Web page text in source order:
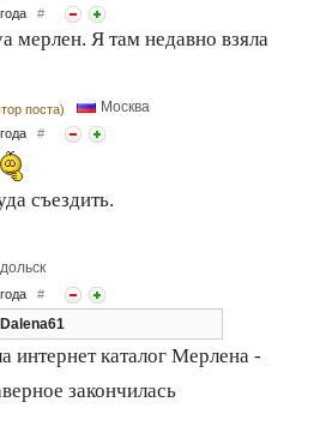
#
мерлен. Я там недавно взяла
поста) Москва
#
съездить.
#
Dalena61
интернет каталог Мерлена -
закончилась